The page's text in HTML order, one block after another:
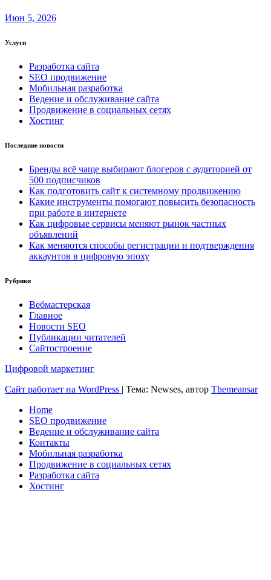
Июн 5, 2026
Услуги
Разработка сайта
SEO продвижение
Мобильная разработка
Ведение и обслуживание сайта
Продвижение в социальных сетях
Хостинг
Последние новости
Бренды всё чаще выбирают блогеров с аудиторией от
500 подписчиков
Как подготовить сайт к системному продвижению
Какие инструменты помогают повысить безопасность
при работе в интернете
Как цифровые сервисы меняют рынок частных
объявлений
Как меняются способы регистрации и подтверждения
аккаунтов в цифровую эпоху
Рубрики
Вебмастерская
Главное
Новости SEO
Публикации читателей
Сайтостроение
Цифровой маркетинг
Сайт работает на WordPress | Тема: Newses, автор Themeansar
Home
SEO продвижение
Ведение и обслуживание сайта
Контакты
Мобильная разработка
Продвижение в социальных сетях
Разработка сайта
Хостинг